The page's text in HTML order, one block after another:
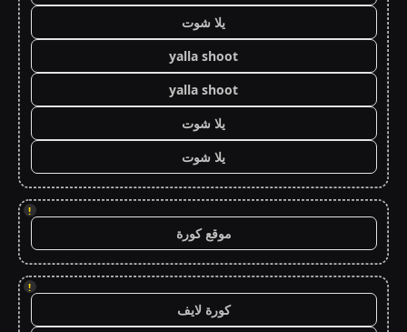
يلا شوت
yalla shoot
yalla shoot
يلا شوت
يلا شوت
!
موقع كورة
!
كورة لايف